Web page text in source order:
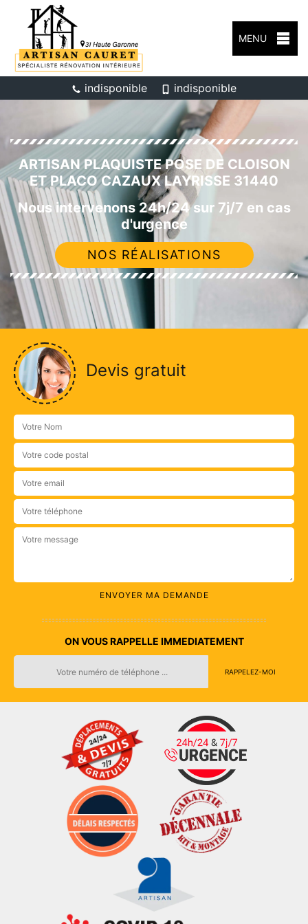
MENU
indisponible indisponible
ARTISAN PLAQUISTE POSE DE CLOISON
ET PLACO CAZAUX LAYRISSE 31440
Nous intervenons 24h/24 sur 7j/7 en cas
d'urgence
NOS RÉALISATIONS
Devis gratuit
ON VOUS RAPPELLE IMMEDIATEMENT